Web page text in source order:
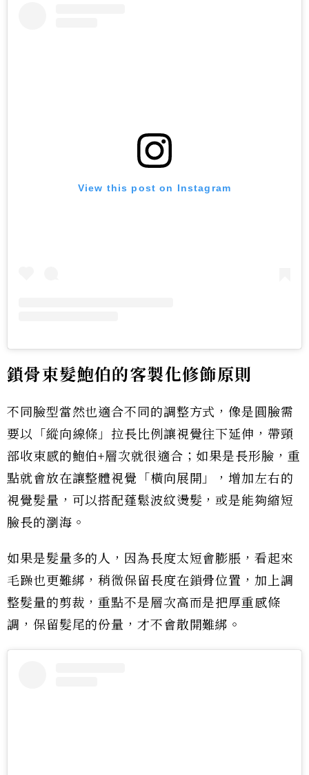
View this post on Instagram
鎖骨束髮鮑伯的客製化修飾原則
不同臉型當然也適合不同的調整方式，像是圓臉需
要以「縱向線條」拉長比例讓視覺往下延伸，帶頸
部收束感的鮑伯+層次就很適合；如果是長形臉，重
點就會放在讓整體視覺「橫向展開」，增加左右的
視覺髮量，可以搭配蓬鬆波紋燙髮，或是能夠縮短
臉長的瀏海。
如果是髮量多的人，因為長度太短會膨脹，看起來
毛躁也更難綁，稍微保留長度在鎖骨位置，加上調
整髮量的剪裁，重點不是層次高而是把厚重感條
調，保留髮尾的份量，才不會散開難綁。